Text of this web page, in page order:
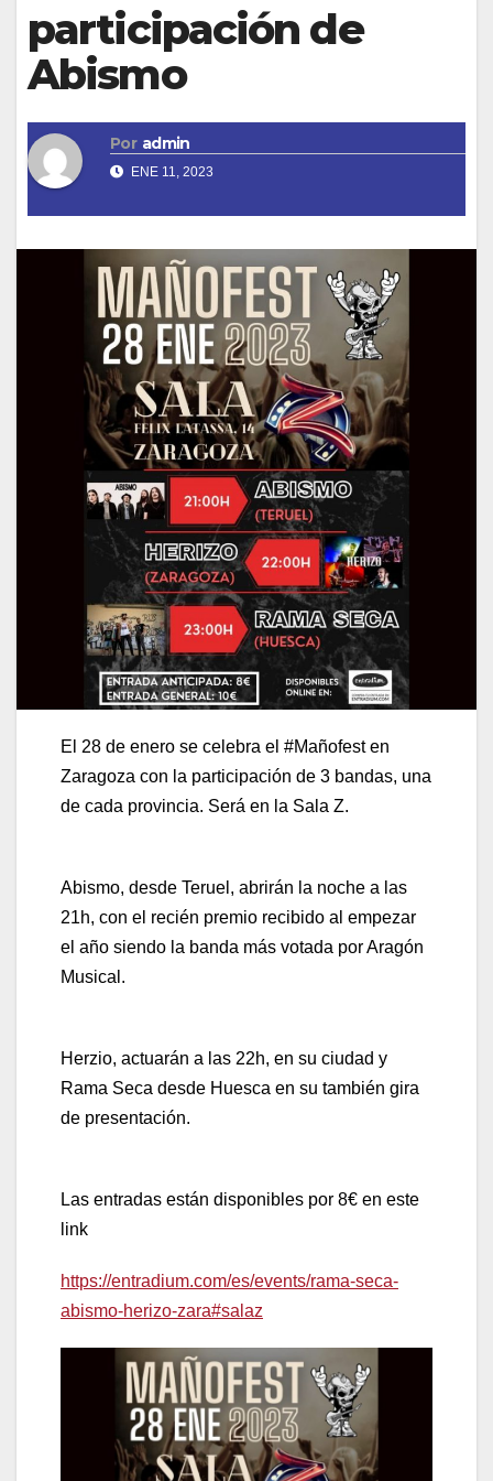
participación de
Abismo
Por admin
ENE 11, 2023
El 28 de enero se celebra el #Mañofest en
Zaragoza con la participación de 3 bandas, una
de cada provincia. Será en la Sala Z.
Abismo, desde Teruel, abrirán la noche a las
21h, con el recién premio recibido al empezar
el año siendo la banda más votada por Aragón
Musical.
Herzio, actuarán a las 22h, en su ciudad y
Rama Seca desde Huesca en su también gira
de presentación.
Las entradas están disponibles por 8€ en este
link
https://entradium.com/es/events/rama-seca-
abismo-herizo-zara#salaz